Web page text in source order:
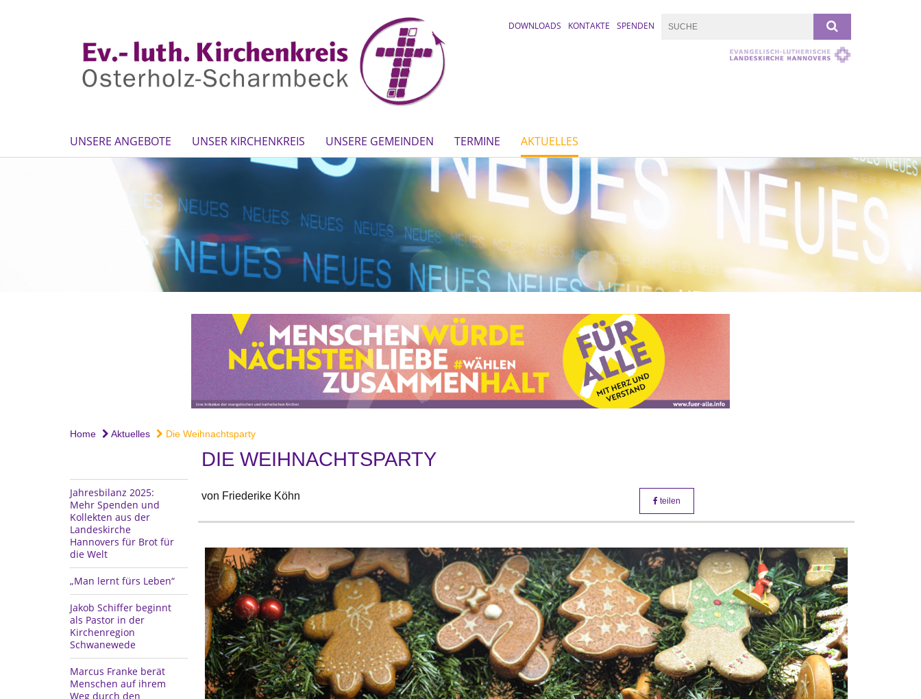
DOWNLOADS KONTAKTE SPENDEN
UNSERE ANGEBOTE UNSER KIRCHENKREIS UNSERE GEMEINDEN TERMINE AKTUELLES
Home Aktuelles Die Weihnachtsparty
Jahresbilanz 2025:
Mehr Spenden und
Kollekten aus der
Landeskirche
Hannovers für Brot für
die Welt
„Man lernt fürs Leben“
Jakob Schiffer beginnt
als Pastor in der
Kirchenregion
Schwanewede
Marcus Franke berät
Menschen auf ihrem
Weg durch den
DIE WEIHNACHTSPARTY
von Friederike Köhn teilen